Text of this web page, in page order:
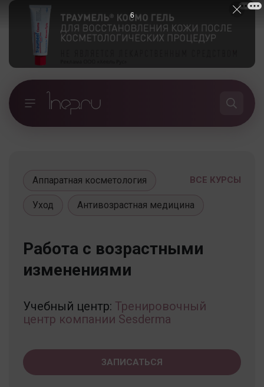
ВСЕ КУРСЫ
Аппаратная косметология
Уход Антивозрастная медицина
Работа с возрастными
изменениями
Учебный центр: Тренировочный
центр компании Sesderma
ЗАПИСАТЬСЯ
5